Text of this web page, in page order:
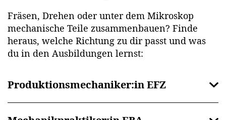
Fräsen, Drehen oder unter dem Mikroskop
mechanische Teile zusammenbauen? Finde
heraus, welche Richtung zu dir passt und was
du in den Ausbildungen lernst:
Produktionsmechaniker:in EFZ